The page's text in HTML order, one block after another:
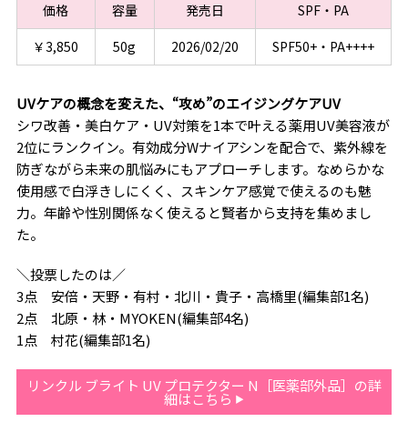
価格 容量 発売日
SPF・PA
￥3,850
50g 2026/02/20 SPF50+・PA++++
UVケアの概念を変えた、“攻め”のエイジングケアUV
シワ改善・美白ケア・UV対策を1本で叶える薬用UV美容液が
2位にランクイン。有効成分Wナイアシンを配合で、紫外線を
防ぎながら未来の肌悩みにもアプローチします。なめらかな
使用感で白浮きしにくく、スキンケア感覚で使えるのも魅
力。年齢や性別関係なく使えると賢者から支持を集めまし
た。
＼投票したのは／
3点 安倍・天野・有村・北川・貴子・高橋里(編集部1名)
2点 北原・林・MYOKEN(編集部4名)
1点 村花(編集部1名)
リンクル ブライト UV プロテクター N［医薬部外品］の詳
細はこちら